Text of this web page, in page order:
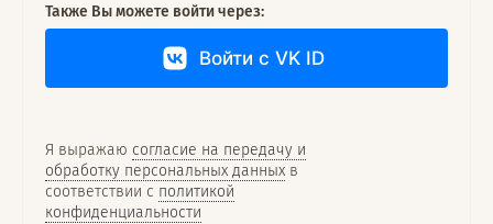
Также Вы можете войти через:
Войти с VK ID
Я выражаю согласие на передачу и
обработку персональных данных в
соответствии с политикой
конфиденциальности